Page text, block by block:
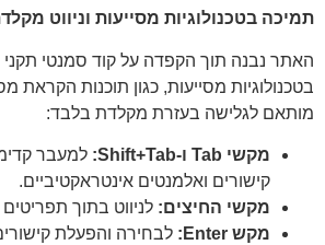
תמיכה בטכנולוגיות מסייעות וניווט
האתר נבנה תוך הקפדה על קוד סמנטי
בטכנולוגיות מסייעות, כגון תוכנות הקראת
מותאם לגלישה בעזרת מקלדת בלבד:
מקשי Tab ו-Shift+Tab
: למעבר
קישורים ואלמנטים אינטראקטיביים.
מקשי החיצים: לניווט בתוך תפריטים
מקש Enter
: לבחירה והפעלת